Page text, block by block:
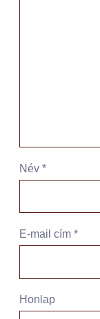
Név *
E-mail cím *
Honlap